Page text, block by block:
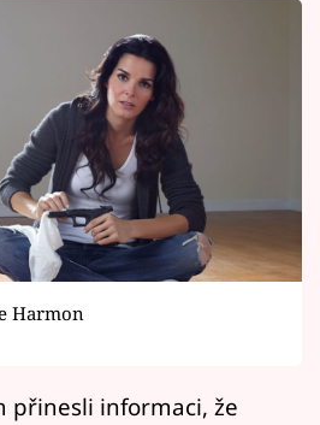
Vary
Harmon
přinesli informaci, že